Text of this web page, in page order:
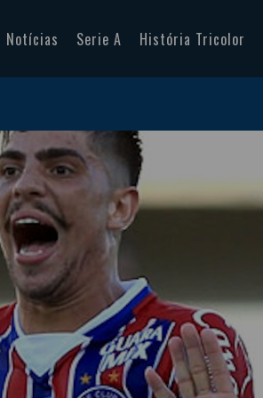
Notícias Serie A História Tricolor